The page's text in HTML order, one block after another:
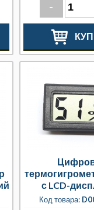
-
с LCD-
Код товара: